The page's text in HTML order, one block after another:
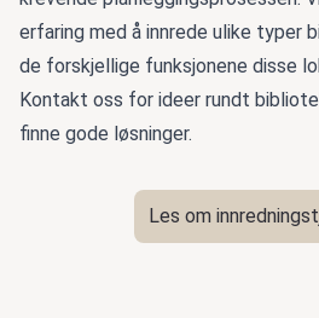
erfaring med å innrede ulike typer
de forskjellige funksjonene disse
Kontakt oss for ideer rundt
finne gode løsninger.
Les om